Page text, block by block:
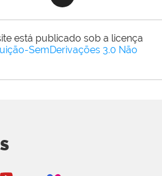
está publicado sob a licença
SemDerivações 3.0 Não